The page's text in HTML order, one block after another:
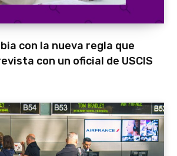
con la nueva regla que
con un oficial de USCIS